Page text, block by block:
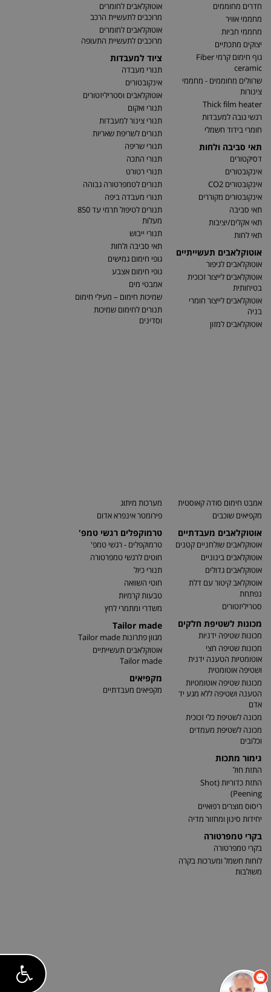
חדרים מחוממים
מחממי אוויר
מחממי חביות
יצוקים מתכתיים
גוף חימום קרמי Fiber
ceramic
שרוולים מחוממים - מחממי
צינורות
Thick film heater
רגשי גובה למעבדות
חומרי בידוד חשמלי
תאי סביבה ולחות
דסיקטורים
אינקובטורים
אינקובטורים CO2
אינקובטורים מקוררים
תאי סביבה
תאי אקלים/יציבות
תאי לחות
אוטוקלאבים תעשייתיים
אוטוקלאבים לגיפור
אוטוקלאבים לייצור זכוכית
בטיחותית
אוטוקלאבים לייצור חומרי
בניה
אוטוקלאבים למזון
אוטוקלאבים לחומרים
מרוכבים לתעשיית הרכב
אוטוקלאבים לחומרים
מרוכבים לתעשיית התעופה
ציוד למעבדות
תנורי מעבדה
אינקובטורים
אוטוקלאבים וסטריליזטורים
תנורי ואקום
תנורי צינור למעבדות
תנורים לשריפת שאריות
תנורי שריפה
תנורי התכה
תנורי רטורט
תנורים לטמפרטורה גבוהה
תנורי מעבדה ביפה
תנורים לטיפול תרמי עד 850
מעלות
תנורי ייבוש
תאי סביבה ולחות
גופי חימום גמישים
גופי חימום אצבע
אמבטי מים
שמיכות חימום – מעילי חימום
תנורים לחימום שמיכות
וסדינים
אמבט חימום סודה קאוסטית
מקפיאים שוכבים
אוטוקלאבים מעבדתיים
אוטוקלאבים שולחניים קטנים
אוטוקלאבים בינוניים
אוטוקלאבים גדולים
אוטוקלאב קיטור עם דלת
נפתחת
סטריליזטורים
מכונות לשטיפת חלקים
מכונות שטיפה ידניות
מכונות שטיפה חצי
אוטומטיות הטענה ידנית
ושטיפה אוטומטית
מכונות שטיפה אוטומטיות
הטענה ושטיפה ללא מגע יד
אדם
מכונה לשטיפת כלי זכוכית
מכונה לשטיפת מעמדים
וכלובים
גימור מתכות
התזת חול
התזת כדוריות (Shot
Peening)
ריסוס מוצרים רפואיים
יחידות סינון ומחזור מדיה
בקרי טמפרטורה
בקרי טמפרטורה
לוחות חשמל ומערכות בקרה
משולבות
מערכות מיתוג
פירומטר אינפרא אדום
טרמוקפלים רגשי טמפ'
טרמוקפלים - רגשי טמפ'
חוטים לרגשי טמפרטורה
תנורי כיול
חוטי השוואה
טבעות קרמיות
משדרי ומתמרי לחץ
Tailor made
מגוון פתרונות Tailor made
אוטוקלאבים תעשייתיים
Tailor made
מקפיאים
מקפיאים מעבדתיים